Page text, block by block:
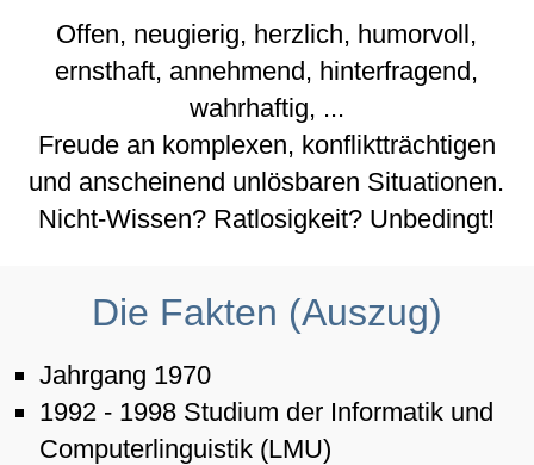
Offen, neugierig, herzlich, humorvoll,
ernsthaft, annehmend, hinterfragend,
wahrhaftig, ...
Freude an komplexen, konfliktträchtigen
und anscheinend unlösbaren Situationen.
Nicht-Wissen? Ratlosigkeit? Unbedingt!
Die Fakten (Auszug)
Jahrgang 1970
1992 - 1998 Studium der Informatik und
Computerlinguistik (LMU)